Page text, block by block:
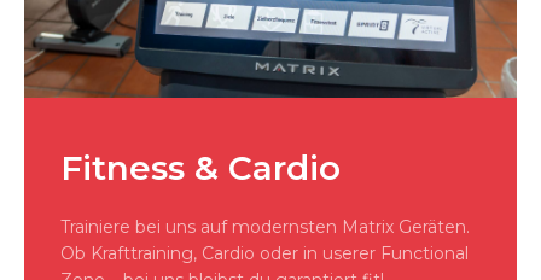
Fitness & Cardio
Trainiere bei uns auf modernsten Matrix Geräten.
Ob Krafttraining, Cardio oder in userer Functional